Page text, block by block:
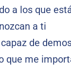
a los que
a ti
de
que me